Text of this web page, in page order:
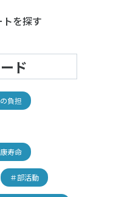
ーツ情報（イギリス）
ツ情報（ドイツ）
ツ情報（アメリカ）
ツ情報（カナダ）
ツ情報（ブラジル）
ツ情報（オーストラリア
る国際情報
を探す
ド
負担
寿命
＃部活動